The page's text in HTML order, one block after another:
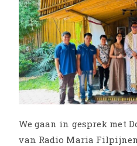
We gaan in gesprek met
van Radio Maria